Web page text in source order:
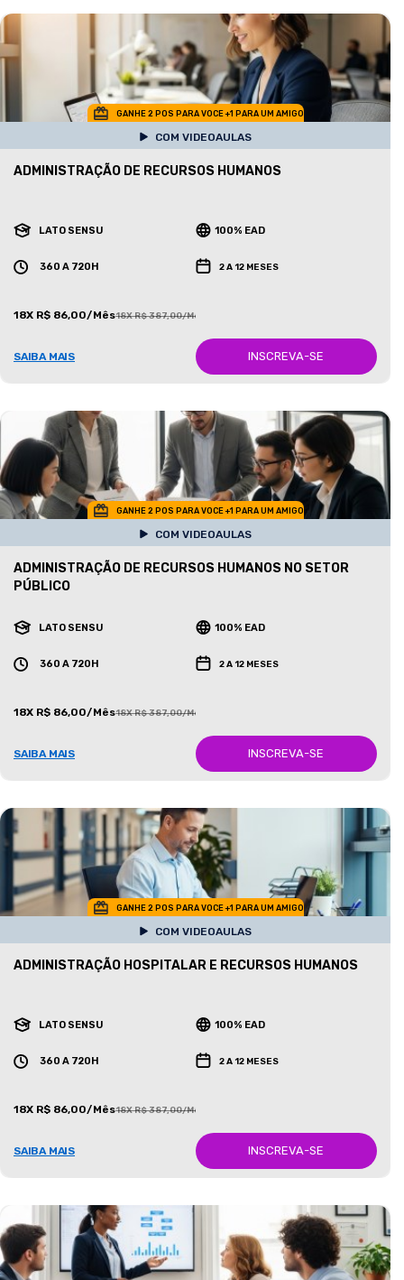
GANHE 2 POS PARA VOCE +1 PARA UM AMIGO
COM VIDEOAULAS
ADMINISTRAÇÃO DE RECURSOS HUMANOS
LATO SENSU 100% EAD
360 A 720H 2 A 12 MESES
18X R$ 86,00/Mês18X R$ 387,00/Mês
SAIBA MAIS INSCREVA-SE
GANHE 2 POS PARA VOCE +1 PARA UM AMIGO
COM VIDEOAULAS
ADMINISTRAÇÃO DE RECURSOS HUMANOS NO SETOR
PÚBLICO
LATO SENSU 100% EAD
360 A 720H 2 A 12 MESES
18X R$ 86,00/Mês18X R$ 387,00/Mês
SAIBA MAIS INSCREVA-SE
GANHE 2 POS PARA VOCE +1 PARA UM AMIGO
COM VIDEOAULAS
ADMINISTRAÇÃO HOSPITALAR E RECURSOS HUMANOS
LATO SENSU 100% EAD
360 A 720H 2 A 12 MESES
18X R$ 86,00/Mês18X R$ 387,00/Mês
SAIBA MAIS INSCREVA-SE